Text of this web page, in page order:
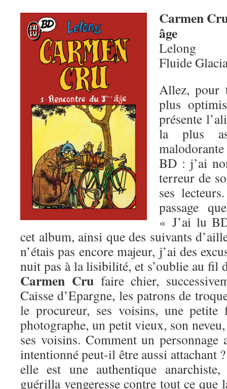
Carmen
âge
Lelong
Fluide
Allez, pour
plus
présente
la plus
BD : j’ai
terreur de
ses
passage
« J’ai lu
cet album, ainsi que des suivants
n’étais pas encore majeur, j’ai des
nuit pas à la lisibilité, et s’oublie au fil
Carmen Crufaire chier,
Caisse d’Epargne, les patrons de
le procureur, ses voisins, une
photographe, un petit vieux, son
ses voisins. Comment un personnage
intentionné peut-il être aussi attachant
elle est une authentique
guérilla vengeresse contre tout ce que